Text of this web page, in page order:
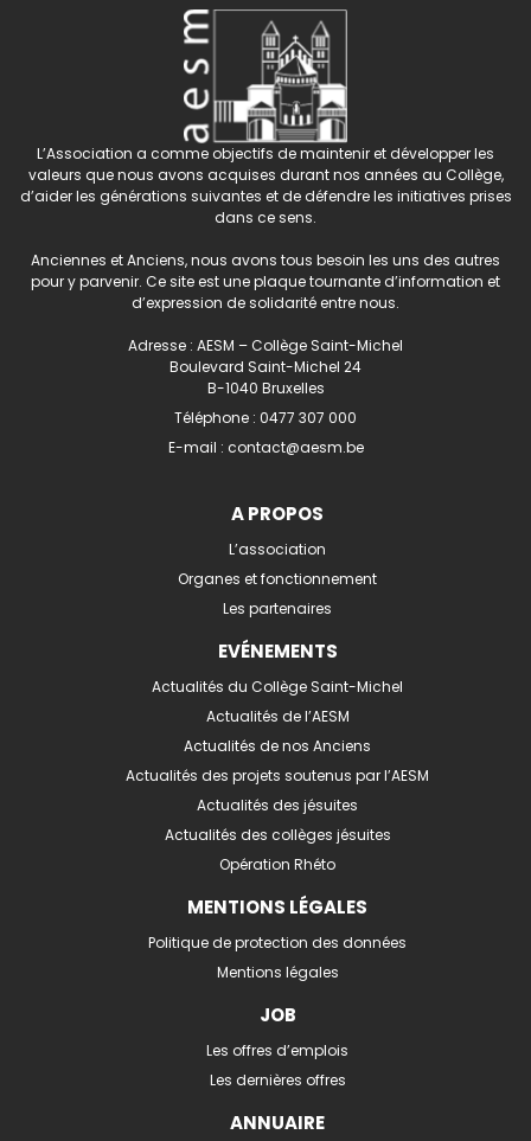
L’Association a comme objectifs de maintenir et développer les
valeurs que nous avons acquises durant nos années au Collège,
d’aider les générations suivantes et de défendre les initiatives prises
dans ce sens.
Anciennes et Anciens, nous avons tous besoin les uns des autres
pour y parvenir. Ce site est une plaque tournante d’information et
d’expression de solidarité entre nous.
Adresse : AESM – Collège Saint-Michel
Boulevard Saint-Michel 24
B-1040 Bruxelles
Téléphone : 0477 307 000
E-mail : contact@aesm.be
A PROPOS
L’association
Organes et fonctionnement
Les partenaires
EVÉNEMENTS
Actualités du Collège Saint-Michel
Actualités de l’AESM
Actualités de nos Anciens
Actualités des projets soutenus par l’AESM
Actualités des jésuites
Actualités des collèges jésuites
Opération Rhéto
MENTIONS LÉGALES
Politique de protection des données
Mentions légales
JOB
Les offres d’emplois
Les dernières offres
ANNUAIRE